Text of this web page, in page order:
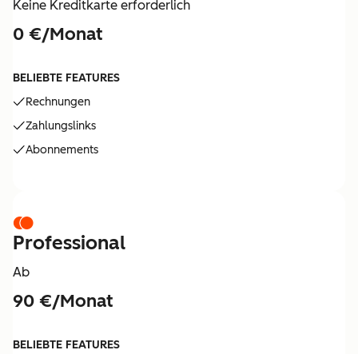
Keine Kreditkarte erforderlich
0 €/Monat
BELIEBTE FEATURES
Rechnungen
Zahlungslinks
Abonnements
Professional
Ab
90 €/Monat
BELIEBTE FEATURES